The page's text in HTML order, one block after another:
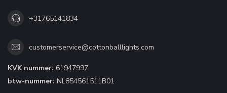
+31765141834
customerservice@cottonballlights.com
KVK nummer: 61947997
btw-nummer: NL854561511B01